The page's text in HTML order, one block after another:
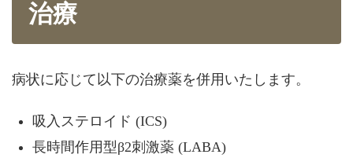
治療
病状に応じて以下の治療薬を併用いたします。
吸入ステロイド (ICS)
長時間作用型β2刺激薬 (LABA)